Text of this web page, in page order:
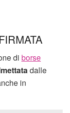
di borse
dalle
in